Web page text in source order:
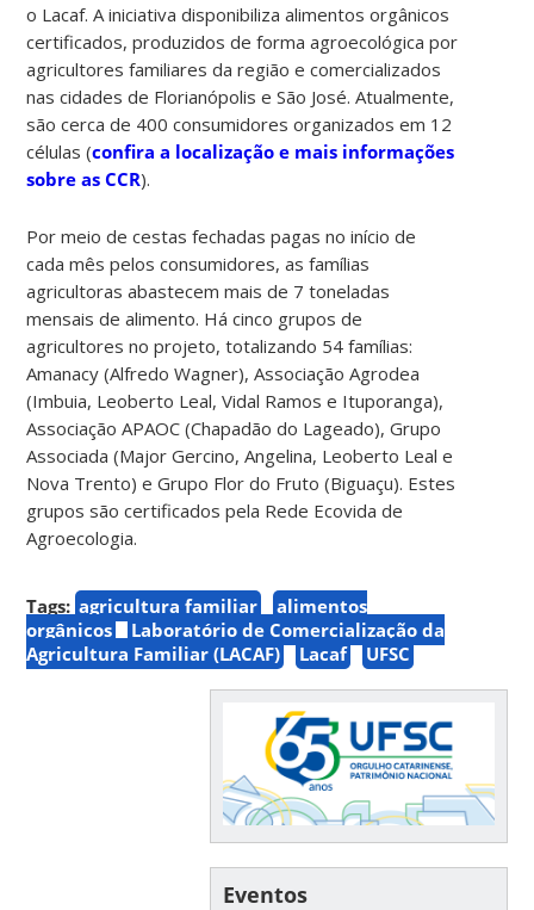
o Lacaf. A iniciativa disponibiliza alimentos orgânicos
certificados, produzidos de forma agroecológica por
agricultores familiares da região e comercializados
nas cidades de Florianópolis e São José. Atualmente,
são cerca de 400 consumidores organizados em 12
células (confira a localização e mais informações
sobre as CCR).
Por meio de cestas fechadas pagas no início de
cada mês pelos consumidores, as famílias
agricultoras abastecem mais de 7 toneladas
mensais de alimento. Há cinco grupos de
agricultores no projeto, totalizando 54 famílias:
Amanacy (Alfredo Wagner), Associação Agrodea
(Imbuia, Leoberto Leal, Vidal Ramos e Ituporanga),
Associação APAOC (Chapadão do Lageado), Grupo
Associada (Major Gercino, Angelina, Leoberto Leal e
Nova Trento) e Grupo Flor do Fruto (Biguaçu). Estes
grupos são certificados pela Rede Ecovida de
Agroecologia.
Tags: agricultura familiar
alimentos
orgânicos
Laboratório de Comercialização da
Agricultura Familiar (LACAF)
Lacaf UFSC
Eventos